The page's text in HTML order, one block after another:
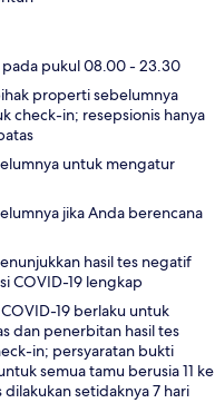
pada pukul 08.00 - 23.30
properti sebelumnya
check-in; resepsionis hanya
untuk mengatur
jika Anda berencana
hasil tes negatif
COVID-19 lengkap
19 berlaku untuk
dan penerbitan hasil tes
in; persyaratan bukti
semua tamu berusia 11 ke
setidaknya 7 hari